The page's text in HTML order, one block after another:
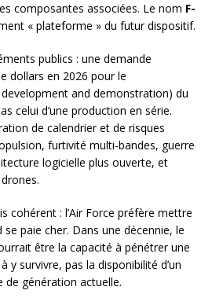
composantes associées. Le nom F-
« plateforme » du futur dispositif.
publics : une demande
dollars en 2026 pour le
and demonstration) du
celui d’une production en série.
de calendrier et de risques
furtivité multi-bandes, guerre
logicielle plus ouverte, et
cohérent : l’Air Force préfère mettre
se paie cher. Dans une décennie, le
être la capacité à pénétrer une
y survivre, pas la disponibilité d’un
de génération actuelle.